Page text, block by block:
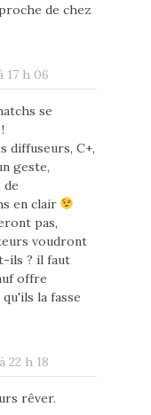
de chez
17 h 06
se
diffuseurs, C+,
geste,
de
en clair
pas,
voudront
ils ? il faut
offre
la fasse
22 h 18
rêver.